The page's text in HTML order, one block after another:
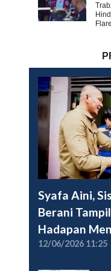
Flare
Syafa Aini,
Berani
Hadapan
12/06/2026 11:25